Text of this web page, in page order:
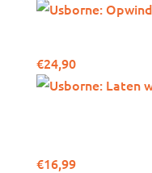
€24,90
€16,99